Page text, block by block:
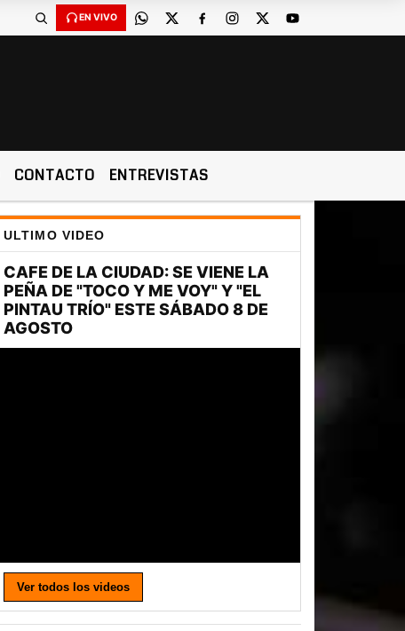
EN VIVO
CONTACTO ENTREVISTAS
ULTIMO VIDEO
Ver todos los videos